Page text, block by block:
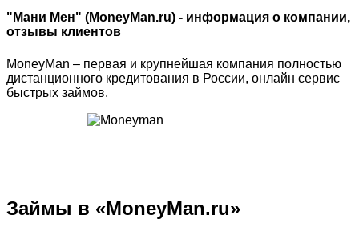
"Мани Мен" (MoneyMan.ru) - информация о компании,
отзывы клиентов
MoneyMan – первая и крупнейшая компания полностью
дистанционного кредитования в России, онлайн сервис
быстрых займов.
Займы в «MoneyMan.ru»